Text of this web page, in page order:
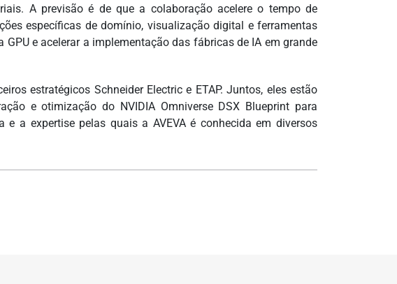
A previsão é de que a colaboração acelere o tempo de
específicas de domínio, visualização digital e ferramentas
e acelerar a implementação das fábricas de IA em grande
estratégicos Schneider Electric e ETAP. Juntos, eles estão
e otimização do NVIDIA Omniverse DSX Blueprint para
a expertise pelas quais a AVEVA é conhecida em diversos